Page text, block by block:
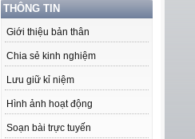
THÔNG TIN
Giới thiệu bản thân
Chia sẻ kinh nghiệm
Lưu giữ kỉ niệm
Hình ảnh hoạt động
Soạn bài trực tuyến